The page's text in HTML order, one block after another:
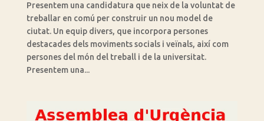
Presentem una candidatura que neix de la voluntat de
treballar en comú per construir un nou model de
ciutat. Un equip divers, que incorpora persones
destacades dels moviments socials i veïnals, així com
persones del món del treball i de la universitat.
Presentem una...